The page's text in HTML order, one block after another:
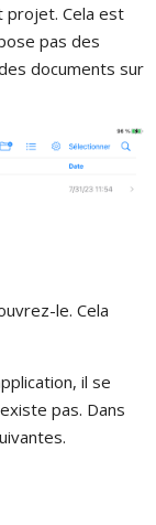
projet. Cela est
pas des
documents sur
le. Cela
il se
pas. Dans